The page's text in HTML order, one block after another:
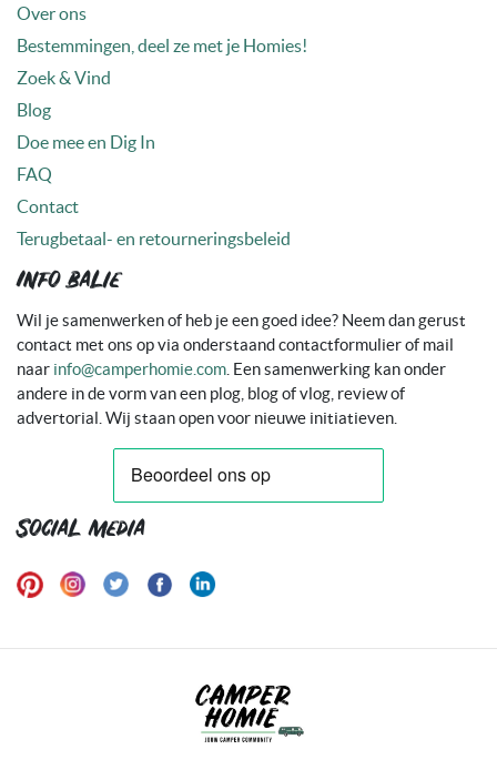
Over ons
Bestemmingen, deel ze met je Homies!
Zoek & Vind
Blog
Doe mee en Dig In
FAQ
Contact
Terugbetaal- en retourneringsbeleid
Info balie
Wil je samenwerken of heb je een goed idee? Neem dan gerust
contact met ons op via onderstaand contactformulier of mail
naar info@camperhomie.com . Een samenwerking kan onder
andere in de vorm van een plog, blog of vlog, review of
advertorial. Wij staan open voor nieuwe initiatieven.
Social media